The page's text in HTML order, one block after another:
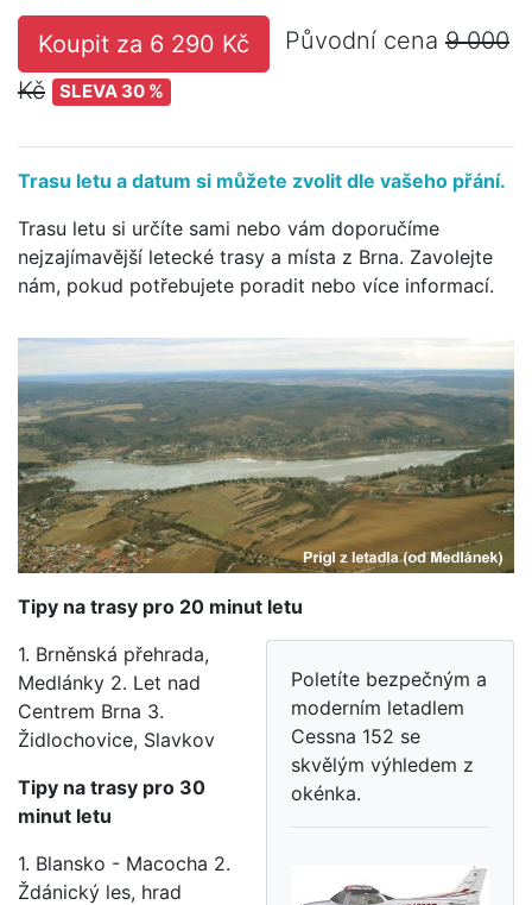
Koupit za 6 290 Kč Původní cena 9 000
Kč
SLEVA 30 %
Trasu letu a datum si můžete zvolit dle vašeho přání.
Trasu letu si určíte sami nebo vám doporučíme
nejzajímavější letecké trasy a místa z Brna. Zavolejte
nám, pokud potřebujete poradit nebo více informací.
Tipy na trasy pro 20 minut letu
Poletíte bezpečným a
moderním letadlem
Cessna 152 se
skvělým výhledem z
okénka.
1. Brněnská přehrada,
Medlánky 2. Let nad
Centrem Brna 3.
Židlochovice, Slavkov
Tipy na trasy pro 30
minut letu
1. Blansko - Macocha 2.
Ždánický les, hrad